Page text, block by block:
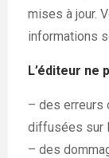
mises à jour.
informations
L’éditeur ne
– des erreurs
diffusées sur
– des